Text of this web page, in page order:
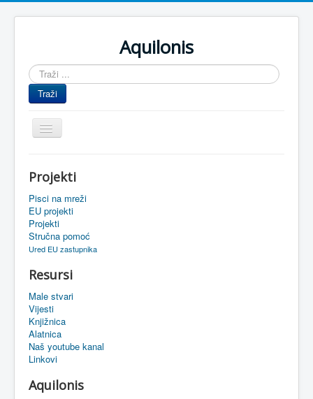
Aquilonis
Traži
...
Traži
Prikaz/Sakrivanje
navigacije
Upravljanje znanjem
Obrazovanje
Upravljanje projektima
Oaza
Sistemski alati
eMapa
Projekti
Pisci na mreži
EU projekti
Projekti
Stručna pomoć
Ured EU zastupnika
Resursi
Male stvari
Vijesti
Knjižnica
Alatnica
Naš youtube kanal
Linkovi
Aquilonis